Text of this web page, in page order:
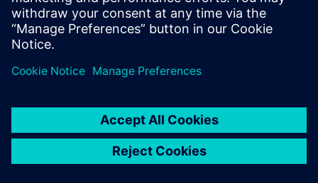
Obavijest o privatnosti
Obavijest o kolačićima
Uvjeti korištenja
Digitalni ID